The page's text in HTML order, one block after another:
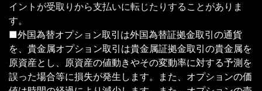
イントが受取りから支払いに転じたりすることがありま
す。
■外国為替オプション取引は外国為替証拠金取引の通貨
を、貴金属オプション取引は貴金属証拠金取引の貴金属を
原資産とし、原資産の値動きやその変動率に対する予測を
誤った場合等に損失が発生します。また、オプションの価